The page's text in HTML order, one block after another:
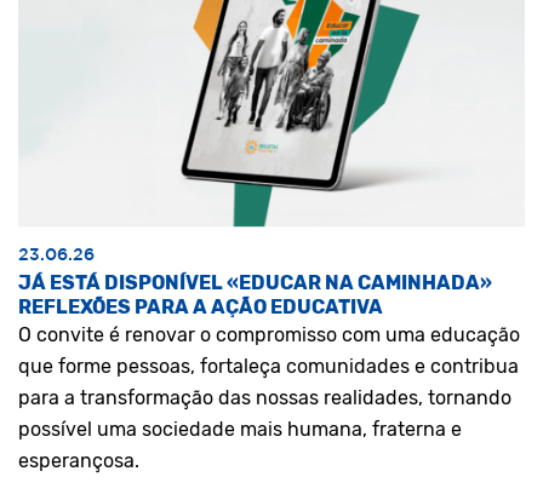
23.06.26
JÁ ESTÁ DISPONÍVEL «EDUCAR NA CAMINHADA»
REFLEXÕES PARA A AÇÃO EDUCATIVA
O convite é renovar o compromisso com uma educação
que forme pessoas, fortaleça comunidades e contribua
para a transformação das nossas realidades, tornando
possível uma sociedade mais humana, fraterna e
esperançosa.